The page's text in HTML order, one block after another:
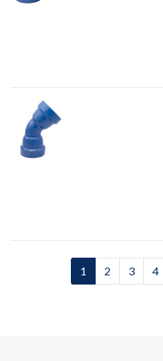
1 2 3 4